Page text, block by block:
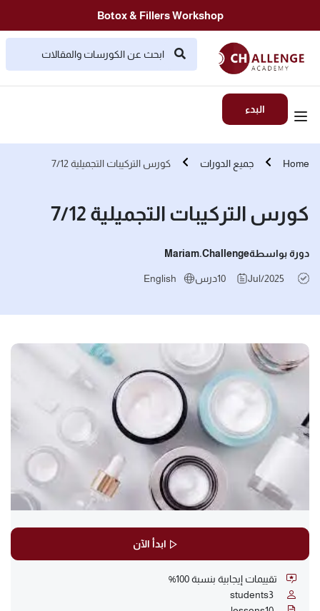
Botox & Fillers Workshop
البدء
Home جميع الدورات كورس التركيبات التجميلية 7/12
كورس التركيبات التجميلية 7/12
دورة بواسطةMariam.challenge
Jul/2025
10درس English
ابدأ الآن
تقييمات إيجابية بنسبة 100%
3
students